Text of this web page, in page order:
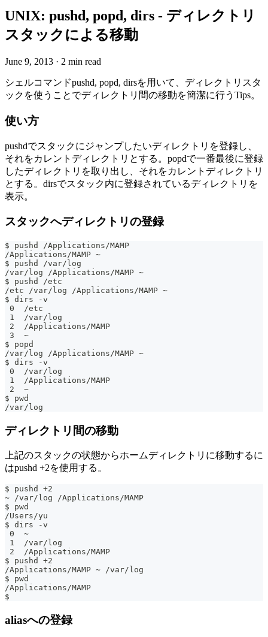
UNIX: pushd, popd, dirs - ディレクトリ
スタックによる移動
June 9, 2013 · 2 min read
シェルコマンドpushd, popd, dirsを用いて、ディレクトリスタ
ックを使うことでディレクトリ間の移動を簡潔に行うTips。
使い方
pushdでスタックにジャンプしたいディレクトリを登録し、
それをカレントディレクトリとする。popdで一番最後に登録
したディレクトリを取り出し、それをカレントディレクトリ
とする。dirsでスタック内に登録されているディレクトリを
表示。
スタックへディレクトリの登録
$ pushd /Applications/MAMP
/Applications/MAMP ~
$ pushd /var/log
/var/log /Applications/MAMP ~
$ pushd /etc
/etc /var/log /Applications/MAMP ~
$ dirs -v
0  /etc
1  /var/log
2  /Applications/MAMP
3  ~
$ popd
/var/log /Applications/MAMP ~
$ dirs -v
0  /var/log
1  /Applications/MAMP
2  ~
$ pwd
/var/log
ディレクトリ間の移動
上記のスタックの状態からホームディレクトリに移動するに
はpushd +2を使用する。
$ pushd +2
~ /var/log /Applications/MAMP
$ pwd
/Users/yu
$ dirs -v
0  ~
1  /var/log
2  /Applications/MAMP
$ pushd +2
/Applications/MAMP ~ /var/log
$ pwd
/Applications/MAMP
$
aliasへの登録